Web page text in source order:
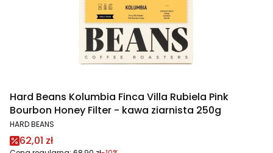
Hard Beans Kolumbia Finca Villa Rubiela Pink
Bourbon Honey Filter - kawa ziarnista 250g
PRODUCENT
HARD BEANS
Cena promocyjna
62,01 zł